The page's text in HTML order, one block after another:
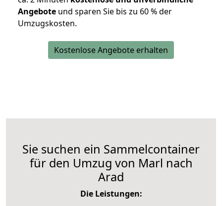
Angebote und sparen Sie bis zu 60 % der
Umzugskosten.
Kostenlose Angebote erhalten
Sie suchen ein Sammelcontainer
für den Umzug von Marl nach
Arad
Die Leistungen: